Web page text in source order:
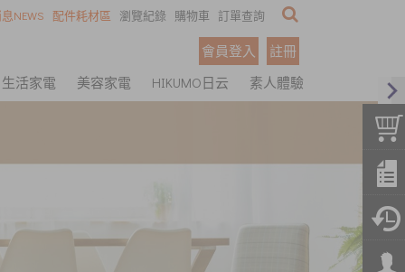
NEWS 配件耗材區 瀏覽紀錄 購物車 訂單查詢
會員登入
註冊
生活家電
美容家電 HIKUMO日云 素人體驗